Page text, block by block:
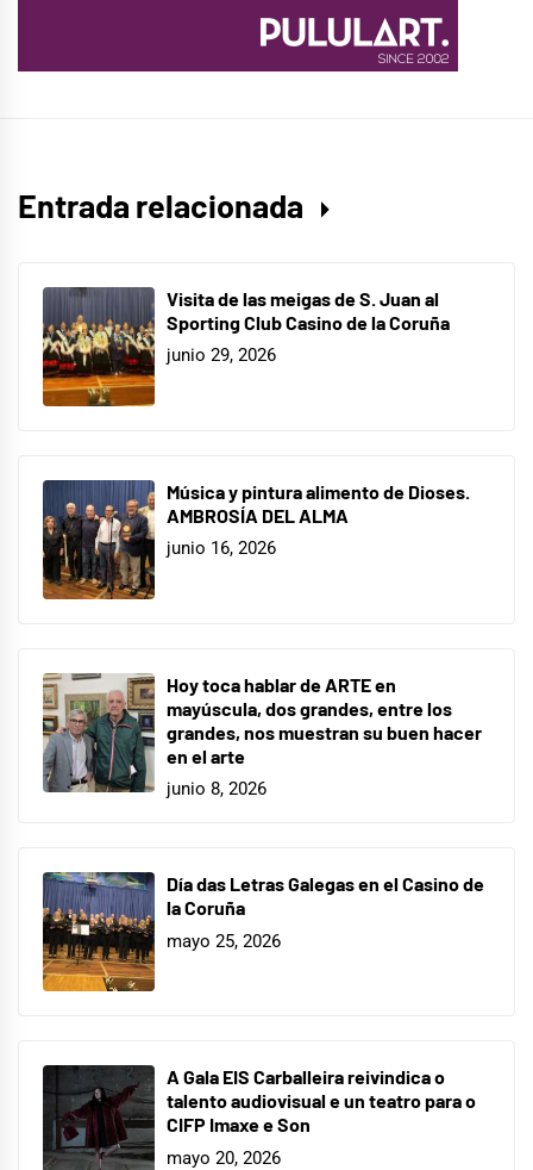
Entrada relacionada
Visita de las meigas de S. Juan al
Sporting Club Casino de la Coruña
junio 29, 2026
Música y pintura alimento de Dioses.
AMBROSÍA DEL ALMA
junio 16, 2026
Hoy toca hablar de ARTE en
mayúscula, dos grandes, entre los
grandes, nos muestran su buen hacer
en el arte
junio 8, 2026
Día das Letras Galegas en el Casino de
la Coruña
mayo 25, 2026
A Gala EIS Carballeira reivindica o
talento audiovisual e un teatro para o
CIFP Imaxe e Son
mayo 20, 2026